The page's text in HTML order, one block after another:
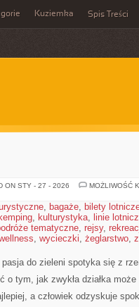
Kuziemka Spis Treści
ON STY - 27 - 2026
MOŻLIWOŚĆ
, bagaże, bilety
kemping, kulturystyka, linie
tematyczne, rejsy,
, wycieczki, żeglarstwo,
do zieleni spotyka się z
o tym, jak zwykła działka
a człowiek odzyskuje